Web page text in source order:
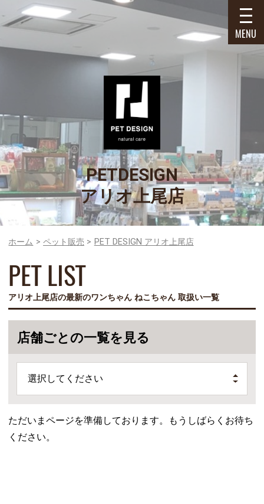
PETDESIGN
アリオ上尾店
MENU
ホーム ペット販売 PET DESIGN アリオ上尾店
PET LIST
アリオ上尾店の最新のワンちゃん ねこちゃん 取扱い一覧
店舗ごとの一覧を見る
選択してください
ただいまページを準備しております。もうしばらくお待ち
ください。